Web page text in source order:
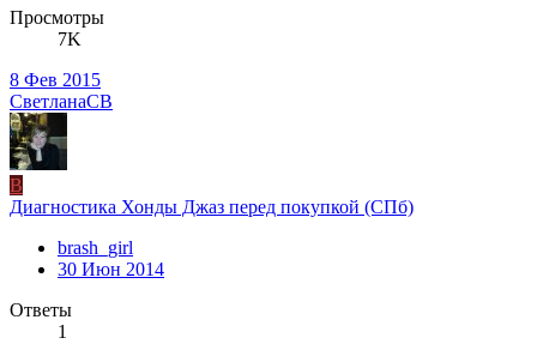
Просмотры
7K
8 Фев 2015
СветланаCВ
B
Диагностика Хонды Джаз перед покупкой (СПб)
brash_girl
30 Июн 2014
Ответы
1